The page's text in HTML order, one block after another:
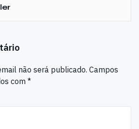
não será publicado. Campos
com *